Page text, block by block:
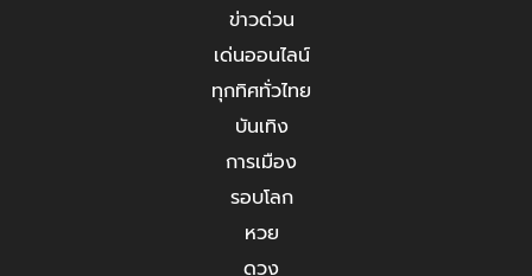
ข่าวด่วน
เด่นออนไลน์
ทุกทิศทั่วไทย
บันเทิง
การเมือง
รอบโลก
หวย
ดวง